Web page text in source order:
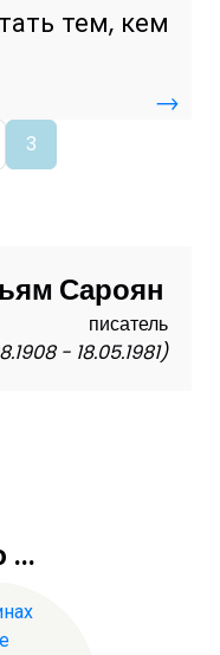
тем, кем
→
3
Сароян
писатель
- 18.05.1981)
...